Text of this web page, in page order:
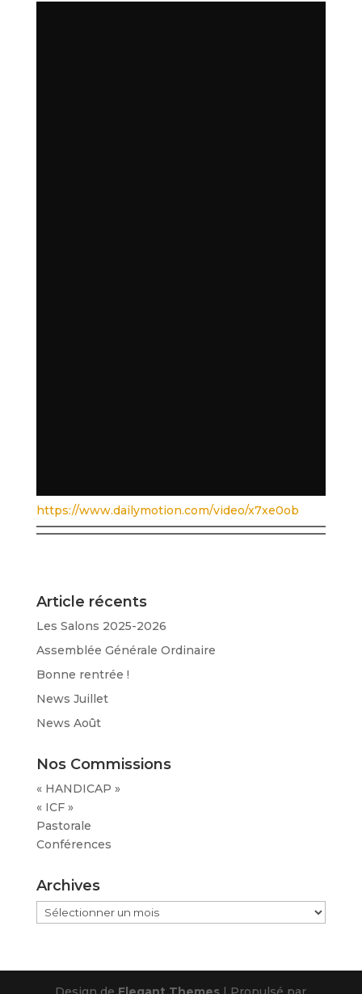
https://www.dailymotion.com/video/x7xe0ob
Article récents
Les Salons 2025-2026
Assemblée Générale Ordinaire
Bonne rentrée !
News Juillet
News Août
Nos Commissions
« HANDICAP »
« ICF »
Pastorale
Conférences
Archives
Archives